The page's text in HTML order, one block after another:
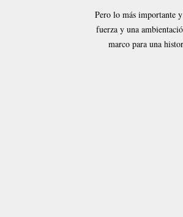
Pero lo más importante
fuerza y una
marco para una